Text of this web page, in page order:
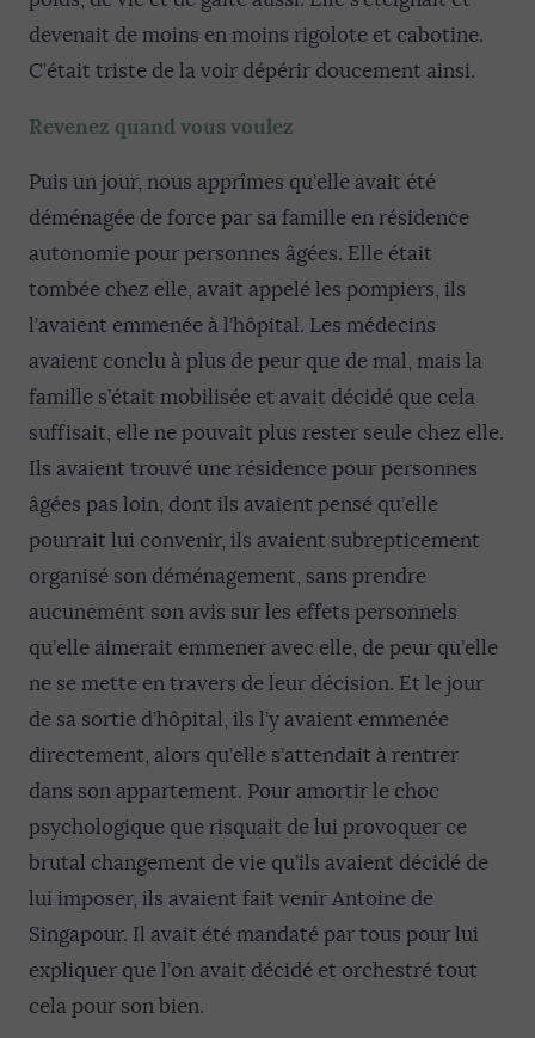
devenait de moins en moins rigolote et cabotine.
C’était triste de la voir dépérir doucement ainsi.
Revenez quand vous voulez
Puis un jour, nous apprîmes qu’elle avait été
déménagée de force par sa famille en résidence
autonomie pour personnes âgées. Elle était
tombée chez elle, avait appelé les pompiers, ils
l’avaient emmenée à l’hôpital. Les médecins
avaient conclu à plus de peur que de mal, mais la
famille s’était mobilisée et avait décidé que cela
suffisait, elle ne pouvait plus rester seule chez elle.
Ils avaient trouvé une résidence pour personnes
âgées pas loin, dont ils avaient pensé qu’elle
pourrait lui convenir, ils avaient subrepticement
organisé son déménagement, sans prendre
aucunement son avis sur les effets personnels
qu’elle aimerait emmener avec elle, de peur qu’elle
ne se mette en travers de leur décision. Et le jour
de sa sortie d’hôpital, ils l’y avaient emmenée
directement, alors qu’elle s’attendait à rentrer
dans son appartement. Pour amortir le choc
psychologique que risquait de lui provoquer ce
brutal changement de vie qu’ils avaient décidé de
lui imposer, ils avaient fait venir Antoine de
Singapour. Il avait été mandaté par tous pour lui
expliquer que l’on avait décidé et orchestré tout
cela pour son bien.